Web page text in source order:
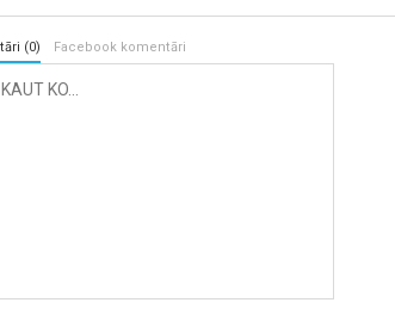
(0) Facebook komentāri